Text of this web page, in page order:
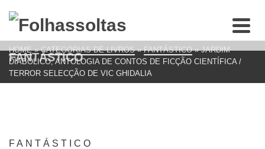
FANTÁSTICO
HOME » CATEGORIAS DE LIVROS » FANTÁSTICO » JARDIM
DIABÓLICO, ANTOLOGIA DE CONTOS DE FICÇÃO CIENTÍFICA /
TERROR SELECÇÃO DE VIC GHIDALIA
FANTÁSTICO